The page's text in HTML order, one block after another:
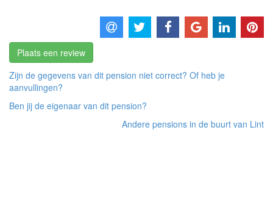
Plaats een review
Zijn de gegevens van dit pension niet correct? Of heb je
aanvullingen?
Ben jij de eigenaar van dit pension?
Andere pensions in de buurt van Lint